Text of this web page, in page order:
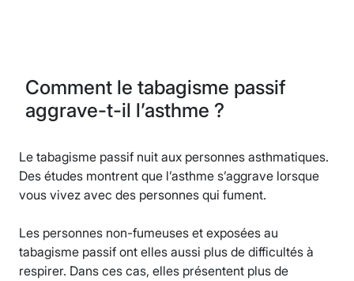
Comment le tabagisme passif
aggrave-t-il l’asthme ?
Le tabagisme passif nuit aux personnes asthmatiques.
Des études montrent que l’asthme s’aggrave lorsque
vous vivez avec des personnes qui fument.
Les personnes non-fumeuses et exposées au
tabagisme passif ont elles aussi plus de difficultés à
respirer. Dans ces cas, elles présentent plus de